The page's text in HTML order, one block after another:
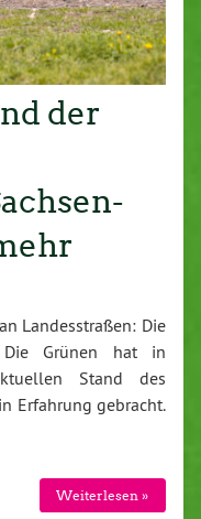
der
Landesstraßen: Die
Die Grünen hat in
Stand des
Erfahrung gebracht.
Weiterlesen »